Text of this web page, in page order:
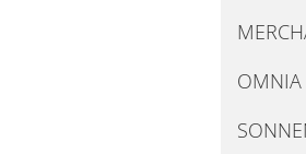
OMNIA